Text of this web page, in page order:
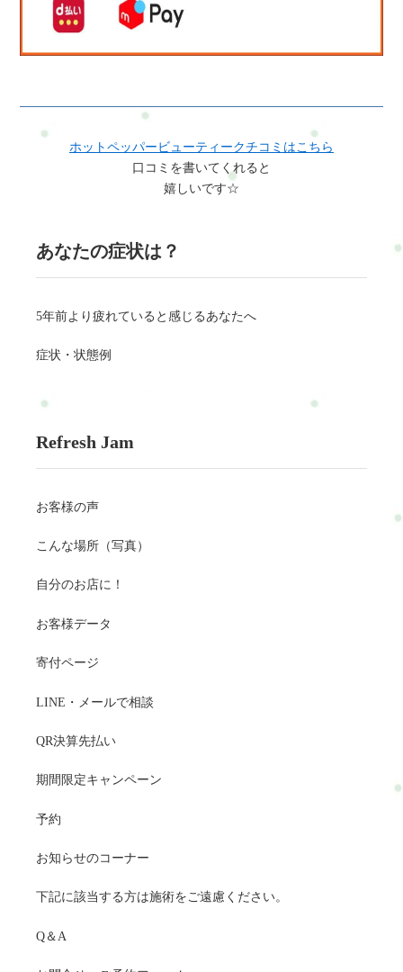
ホットペッパービューティークチコミはこちら
口コミを書いてくれると
嬉しいです☆
あなたの症状は？
5年前より疲れていると感じるあなたへ
症状・状態例
Refresh Jam
お客様の声
こんな場所（写真）
自分のお店に！
お客様データ
寄付ページ
LINE・メールで相談
QR決算先払い
期間限定キャンペーン
予約
お知らせのコーナー
下記に該当する方は施術をご遠慮ください。
Q＆A